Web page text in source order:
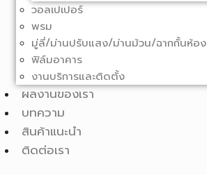
วอลเปเปอร์
พรม
มู่ลี่/ม่านปรับแสง/ม่านม้วน/ฉากกั้นห้อง
ฟิล์มอาคาร
งานบริการและติดตั้ง
ผลงานของเรา
บทความ
สินค้าแนะนำ
ติดต่อเรา